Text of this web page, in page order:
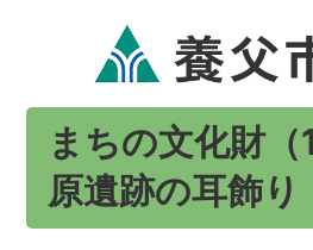
まちの文化財
原遺跡の耳飾り